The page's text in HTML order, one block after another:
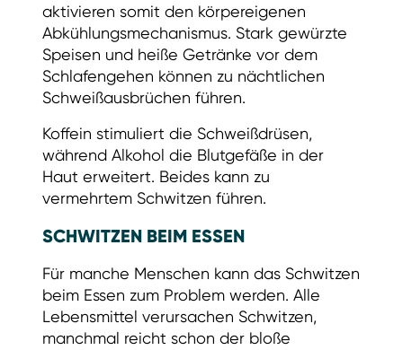
aktivieren somit den körpereigenen
Abkühlungsmechanismus. Stark gewürzte
Speisen und heiße Getränke vor dem
Schlafengehen können zu nächtlichen
Schweißausbrüchen führen.
Koffein stimuliert die Schweißdrüsen,
während Alkohol die Blutgefäße in der
Haut erweitert. Beides kann zu
vermehrtem Schwitzen führen.
SCHWITZEN BEIM ESSEN
Für manche Menschen kann das Schwitzen
beim Essen zum Problem werden. Alle
Lebensmittel verursachen Schwitzen,
manchmal reicht schon der bloße